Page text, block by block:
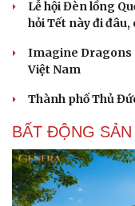
Lễ hội Đèn lồng
hỏi Tết này đi đâu,
Imagine Dragons
Việt Nam
Thành phố Thủ
BẤT ĐỘNG SẢN